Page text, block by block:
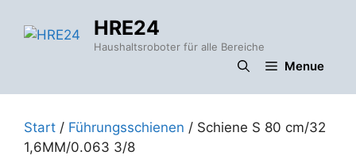
Inhalt
HRE24
Haushaltsroboter für alle Bereiche
Menue
Start / Führungsschienen / Schiene S 80 cm/32
1,6MM/0.063 3/8